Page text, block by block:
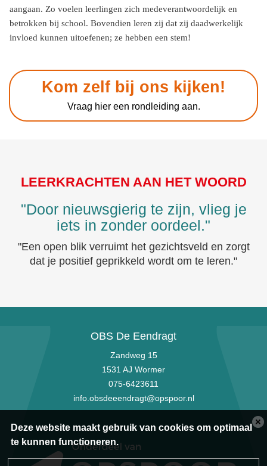
aangaan. Zo voelen leerlingen zich medeverantwoordelijk en
betrokken bij school. Bovendien leren zij dat zij daadwerkelijk
invloed kunnen uitoefenen; ze hebben een stem!
Kom zelf bij ons kijken!
Vraag hier een rondleiding aan.
LEERKRACHTEN AAN HET WOORD
"Door nieuwsgierig te zijn, vlieg je
iets in zonder oordeel."
"Een open blik verruimt het gezichtsveld en zorgt
dat je positief geprikkeld wordt om te leren."
OBS De Eendragt
Zandweg 15
1531 AJ Wormer
075-6423611
info.obsdeeendragt@opspoor.nl
Deze website maakt gebruik van cookies om optimaal
te kunnen functioneren.